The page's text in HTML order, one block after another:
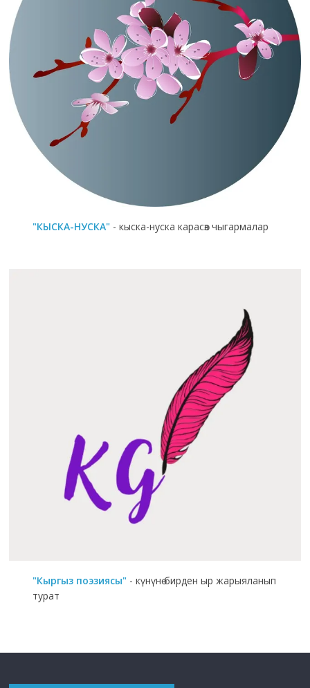
"КЫСКА-НУСКА" - кыска-нуска карасөз чыгармалар
"Кыргыз поэзиясы" - күнүнө бирден ыр жарыяланып
турат